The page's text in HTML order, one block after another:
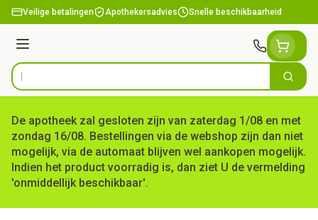
Ga naar de inhoud
Veilige betalingen Apothekersadvies Snelle beschikbaarheid
Menu
Product, merk, categorie... Zoek
De apotheek zal gesloten zijn van zaterdag 1/08 en met
zondag 16/08. Bestellingen via de webshop zijn dan niet
mogelijk, via de automaat blijven wel aankopen mogelijk.
Indien het product voorradig is, dan ziet U de vermelding
'onmiddellijk beschikbaar'.